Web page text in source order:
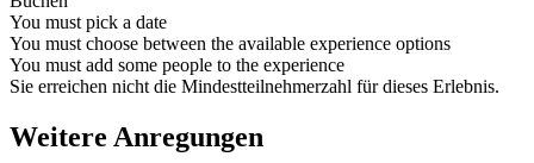
You must pick a date
You must choose between the available experience options
You must add some people to the experience
Sie erreichen nicht die Mindestteilnehmerzahl für dieses Erlebnis.
Weitere Anregungen